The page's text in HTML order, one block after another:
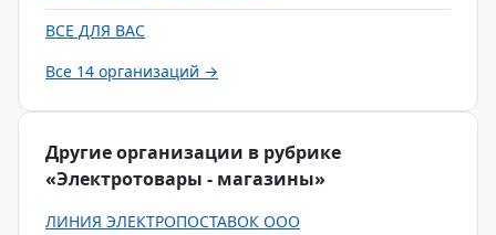
ВСЕ ДЛЯ ВАС
Все 14 организаций →
Другие организации в рубрике
«Электротовары - магазины»
ЛИНИЯ ЭЛЕКТРОПОСТАВОК ООО